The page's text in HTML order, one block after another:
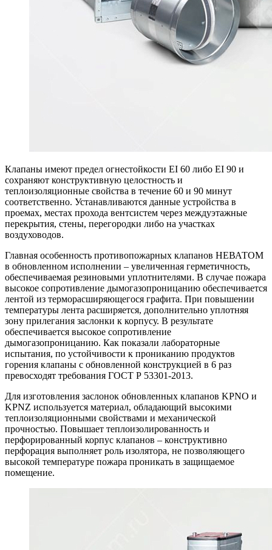
Клапаны имеют предел огнестойкости EI 60 либо EI 90 и
сохраняют конструктивную целостность и
теплоизоляционные свойства в течение 60 и 90 минут
соответственно. Устанавливаются данные устройства в
проемах, местах прохода вентсистем через междуэтажные
перекрытия, стены, перегородки либо на участках
воздуховодов.
Главная особенность противопожарных клапанов НЕВАТОМ
в обновленном исполнении – увеличенная герметичность,
обеспечиваемая резиновыми уплотнителями. В случае пожара
высокое сопротивление дымогазопроницанию обеспечивается
лентой из терморасширяющегося графита. При повышении
температуры лента расширяется, дополнительно уплотняя
зону прилегания заслонки к корпусу. В результате
обеспечивается высокое сопротивление
дымогазопроницанию. Как показали лабораторные
испытания, по устойчивости к прониканию продуктов
горения клапаны с обновленной конструкцией в 6 раз
превосходят требования ГОСТ Р 53301-2013.
Для изготовления заслонок обновленных клапанов KPNO и
KPNZ используется материал, обладающий высокими
теплоизоляционными свойствами и механической
прочностью. Повышает теплоизолированность и
перфорированный корпус клапанов – конструктивно
перфорация выполняет роль изолятора, не позволяющего
высокой температуре пожара проникать в защищаемое
помещение.